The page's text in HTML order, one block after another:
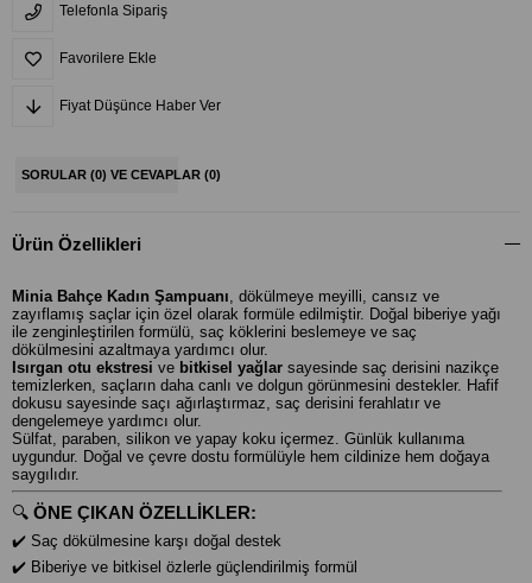
Telefonla Sipariş
Favorilere Ekle
Fiyat Düşünce Haber Ver
SORULAR (0) VE CEVAPLAR (0)
Ürün Özellikleri
Minia Bahçe Kadın Şampuanı , dökülmeye meyilli, cansız ve
zayıflamış saçlar için özel olarak formüle edilmiştir. Doğal biberiye yağı
ile zenginleştirilen formülü, saç köklerini beslemeye ve saç
dökülmesini azaltmaya yardımcı olur.
Isırgan otu ekstresi ve bitkisel yağlar sayesinde saç derisini nazikçe
temizlerken, saçların daha canlı ve dolgun görünmesini destekler. Hafif
dokusu sayesinde saçı ağırlaştırmaz, saç derisini ferahlatır ve
dengelemeye yardımcı olur.
Sülfat, paraben, silikon ve yapay koku içermez. Günlük kullanıma
uygundur. Doğal ve çevre dostu formülüyle hem cildinize hem doğaya
saygılıdır.
🔍 ÖNE ÇIKAN ÖZELLİKLER:
✔️ Saç dökülmesine karşı doğal destek
✔️ Biberiye ve bitkisel özlerle güçlendirilmiş formül